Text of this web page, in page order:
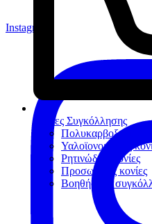
Κονίες Συγκόλλησης
Πολυκαρβοξυλικές
Υαλοϊονομερείς
Ρητινώδεις κονίες
Προσωρινές κονίες
Βοηθήματα
Instagram